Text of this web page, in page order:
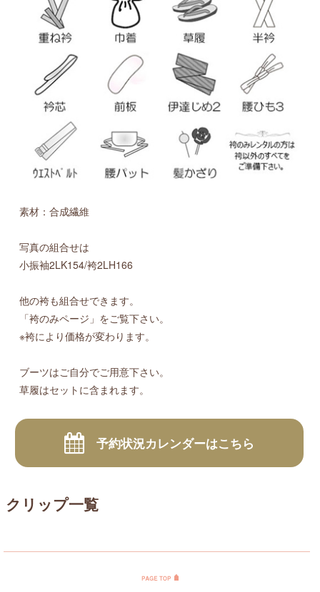
素材：合成繊維
写真の組合せは
小振袖2LK154/袴2LH166
他の袴も組合せできます。
「袴のみページ」をご覧下さい。
※袴により価格が変わります。
ブーツはご自分でご用意下さい。
草履はセットに含まれます。
予約状況カレンダーはこちら
クリップ一覧